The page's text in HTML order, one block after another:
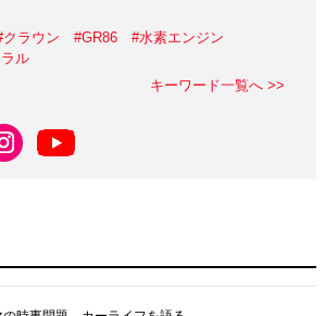
クラウン #GR86
#水素エンジン
ル
キーワード一覧へ >>